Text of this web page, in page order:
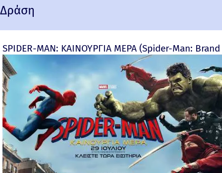
Δράση
SPIDER-MAN: ΚΑΙΝΟΥΡΓΙΑ ΜΕΡΑ (Spider-Man: